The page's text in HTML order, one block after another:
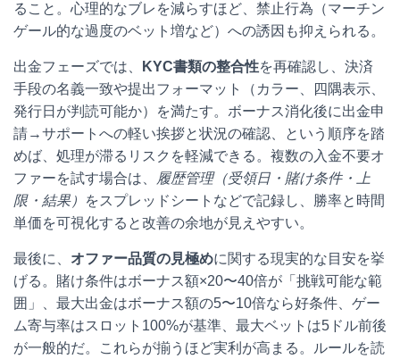
ること。心理的なブレを減らすほど、禁止行為（マーチン
ゲール的な過度のベット増など）への誘因も抑えられる。
出金フェーズでは、 KYC書類の整合性を再確認し、決済
手段の名義一致や提出フォーマット（カラー、四隅表示、
発行日が判読可能か）を満たす。ボーナス消化後に出金申
請→サポートへの軽い挨拶と状況の確認、という順序を踏
めば、処理が滞るリスクを軽減できる。複数の入金不要オ
ファーを試す場合は、
履歴管理（受領日・賭け条件・上
限・結果）
をスプレッドシートなどで記録し、勝率と時間
単価を可視化すると改善の余地が見えやすい。
最後に、 オファー品質の見極めに関する現実的な目安を挙
げる。賭け条件はボーナス額×20〜40倍が「挑戦可能な範
囲」、最大出金はボーナス額の5〜10倍なら好条件、ゲー
ム寄与率はスロット100%が基準、最大ベットは5ドル前後
が一般的だ。これらが揃うほど実利が高まる。ルールを読